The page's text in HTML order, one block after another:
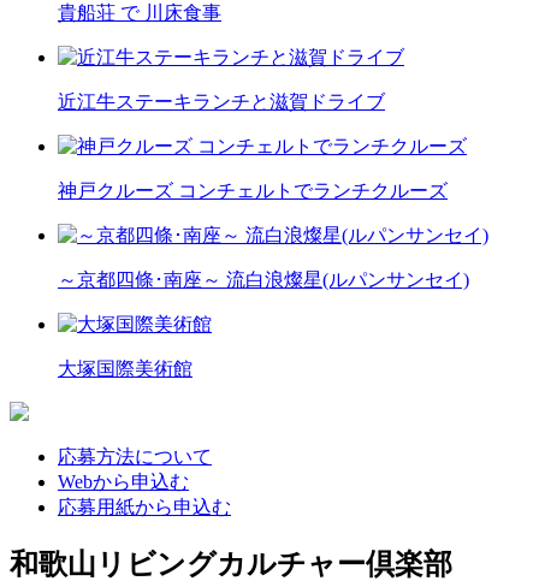
貴船荘 で 川床食事
近江牛ステーキランチと滋賀ドライブ
神戸クルーズ コンチェルトでランチクルーズ
～京都四條･南座～ 流白浪燦星(ルパンサンセイ)
大塚国際美術館
応募方法について
Webから申込む
応募用紙から申込む
和歌山リビングカルチャー倶楽部